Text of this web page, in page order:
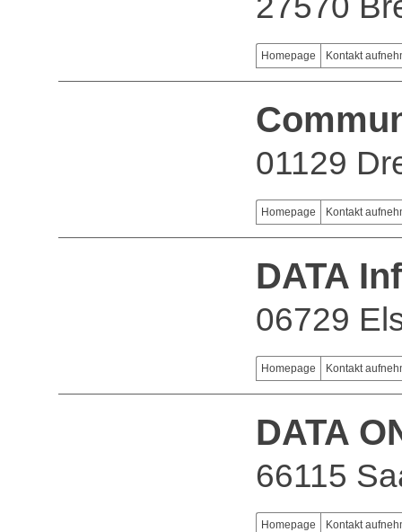
Homepage Kontakt
01129
Homepage Kontakt
DATA
06729
Homepage Kontakt
DATA
66115
Homepage Kontakt